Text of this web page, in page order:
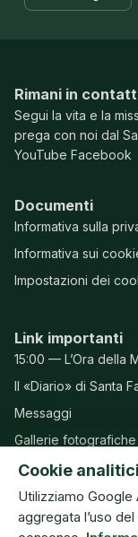
Rimani in
Segui la vita e la
prega con noi dal
YouTube Facebook
Documenti
Informativa sulla
Informativa sui
Impostazioni dei
Link importanti
15:00 — L’Ora della
Il «Diario» di Santa
Messaggi
Gallerie fotografiche
Preghiere
Cookie
Utilizziamo
aggregata l’uso